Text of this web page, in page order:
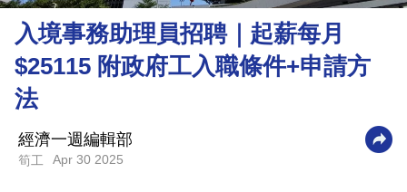
理
財
商
科
技
入境事務助理員招聘｜起薪每月
$25115 附政府工入職條件+申請方
法
經濟一週編輯部
筍工 Apr 30 2025